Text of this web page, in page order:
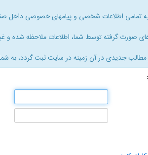
تمامی اطلاعات شخصی و پیامهای خصوصی داخل
صورت گرفته توسط شما، اطلاعات ملاحظه شده و
مطالب جدیدی در آن زمینه در سایت ثبت گردد، به